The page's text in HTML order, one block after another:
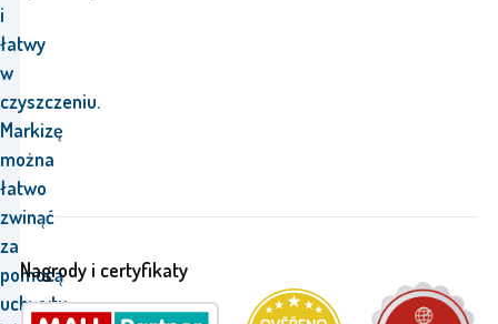
i
łatwy
w
czyszczeniu.
Markizę
można
łatwo
zwinąć
za
pomocą
uchwytu.
Nagrody i certyfikaty